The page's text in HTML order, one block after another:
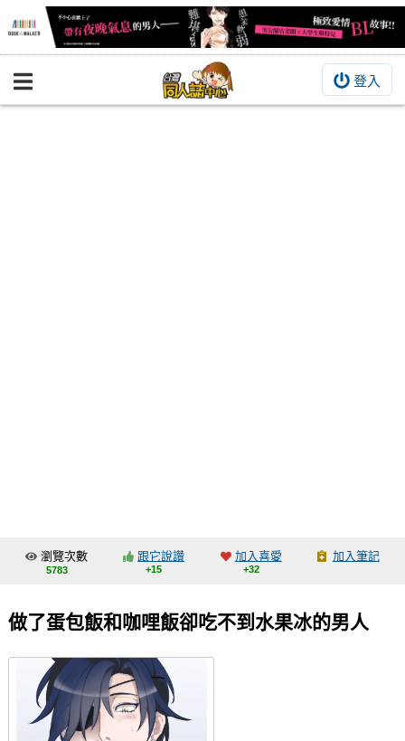
登入
BOOKY書集倉庫
交流中心
會員功能選單
會員中心
註冊會員
瀏覽次數
5783
跟它說讚
+15
加入喜愛
+32
加入筆記
做了蛋包飯和咖哩飯卻吃不到水果冰的男人